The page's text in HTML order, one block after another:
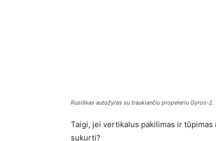
Rusiškas autožyras su traukiančiu propeleriu Gyros-2.
Taigi, jei vertikalus pakilimas ir
sukurti?